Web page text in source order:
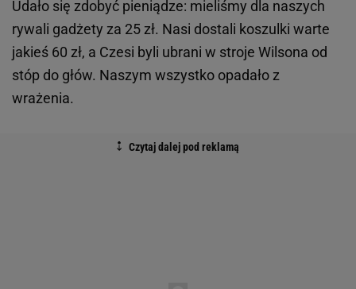
Udało się zdobyć pieniądze: mieliśmy dla naszych
rywali gadżety za 25 zł. Nasi dostali koszulki warte
jakieś 60 zł, a Czesi byli ubrani w stroje Wilsona od
stóp do głów. Naszym wszystko opadało z
wrażenia.